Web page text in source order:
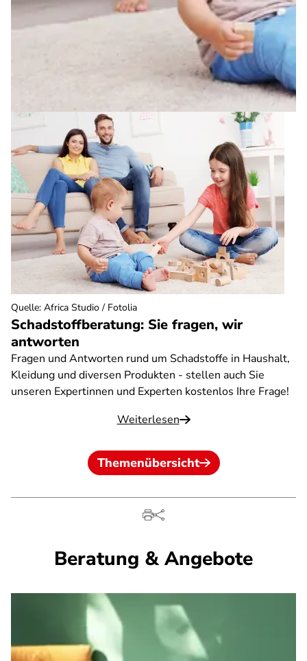
Schadstoffberatung: Sie fragen, wir
antworten
Fragen und Antworten rund um Schadstoffe in Haushalt,
Kleidung und diversen Produkten - stellen auch Sie
unseren Expertinnen und Experten kostenlos Ihre Frage!
Weiterlesen
Quelle: Africa Studio / Fotolia
Themenübersicht
Beratung & Angebote